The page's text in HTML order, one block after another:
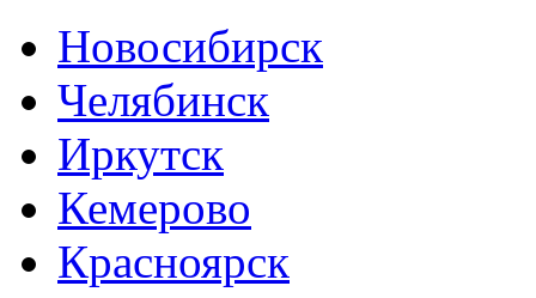
Новосибирск
Челябинск
Иркутск
Кемерово
Красноярск